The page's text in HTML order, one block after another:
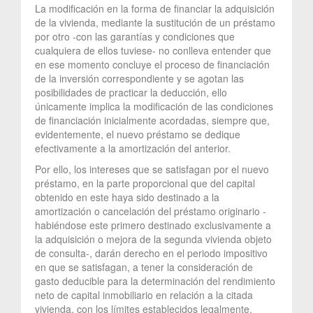
La modificación en la forma de financiar la adquisición
de la vivienda, mediante la sustitución de un préstamo
por otro -con las garantías y condiciones que
cualquiera de ellos tuviese- no conlleva entender que
en ese momento concluye el proceso de financiación
de la inversión correspondiente y se agotan las
posibilidades de practicar la deducción, ello
únicamente implica la modificación de las condiciones
de financiación inicialmente acordadas, siempre que,
evidentemente, el nuevo préstamo se dedique
efectivamente a la amortización del anterior.
Por ello, los intereses que se satisfagan por el nuevo
préstamo, en la parte proporcional que del capital
obtenido en este haya sido destinado a la
amortización o cancelación del préstamo originario -
habiéndose este primero destinado exclusivamente a
la adquisición o mejora de la segunda vivienda objeto
de consulta-, darán derecho en el periodo impositivo
en que se satisfagan, a tener la consideración de
gasto deducible para la determinación del rendimiento
neto de capital inmobiliario en relación a la citada
vivienda, con los límites establecidos legalmente.